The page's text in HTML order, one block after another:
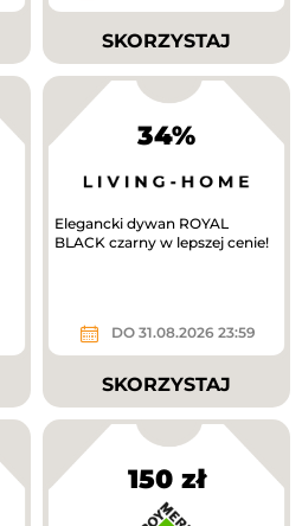
SKORZYSTAJ
34%
Elegancki dywan ROYAL
BLACK czarny w lepszej cenie!
DO 31.08.2026 23:59
SKORZYSTAJ
150 zł